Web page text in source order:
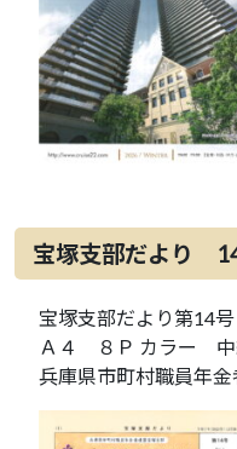
宝塚支部だより
宝塚支部だより第14号
Ａ４ ８Ｐ カラー 中
兵庫県市町村職員年